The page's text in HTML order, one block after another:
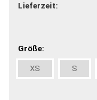
Lieferzeit:
Größe:
XS S